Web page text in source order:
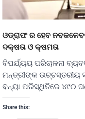
ଓଡ୍ରାଫ ର ହେବ
ଦକ୍ଷତା ଓ କ୍ଷମତା
ବିପର୍ଯ୍ୟୟ ପରିଚାଳନା
ମନ୍ତ୍ରୀଙ୍କ ଉଚ୍ଚସ୍ତରୀୟ
ବନ୍ୟା ପରିସ୍ଥିତିରେ ୪୯୦
Share this: